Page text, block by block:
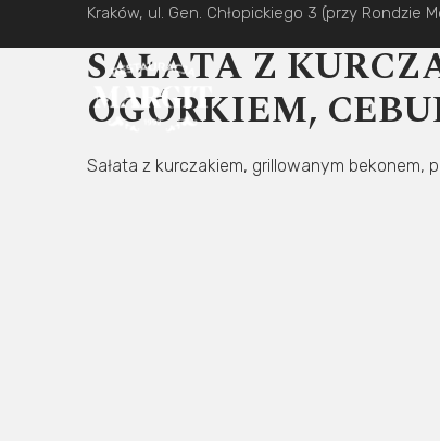
Kraków, ul. Gen. Chłopickiego 3 (przy Rondzie
SAŁATA Z
OGÓRKIEM,
Sałata z kurczakiem, grillowanym bekonem,